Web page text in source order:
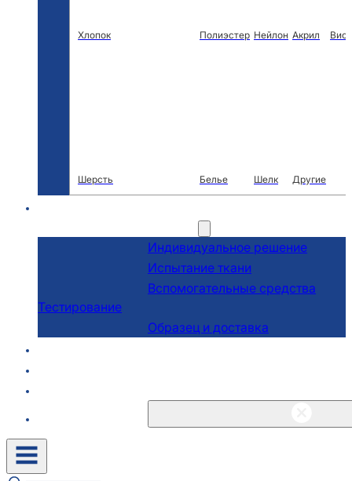
Хлопок Полиэстер Нейлон Акрил
Шерсть Белье Шелк Другие
Индивидуальное решение
Испытание ткани
Вспомогательные средства
Тестирование
Образец и доставка